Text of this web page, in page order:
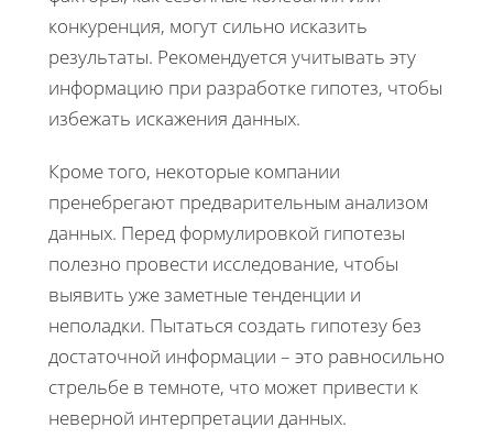
конкуренция, могут сильно исказить
результаты. Рекомендуется учитывать эту
информацию при разработке гипотез, чтобы
избежать искажения данных.
Кроме того, некоторые компании
пренебрегают предварительным анализом
данных. Перед формулировкой гипотезы
полезно провести исследование, чтобы
выявить уже заметные тенденции и
неполадки. Пытаться создать гипотезу без
достаточной информации – это равносильно
стрельбе в темноте, что может привести к
неверной интерпретации данных.